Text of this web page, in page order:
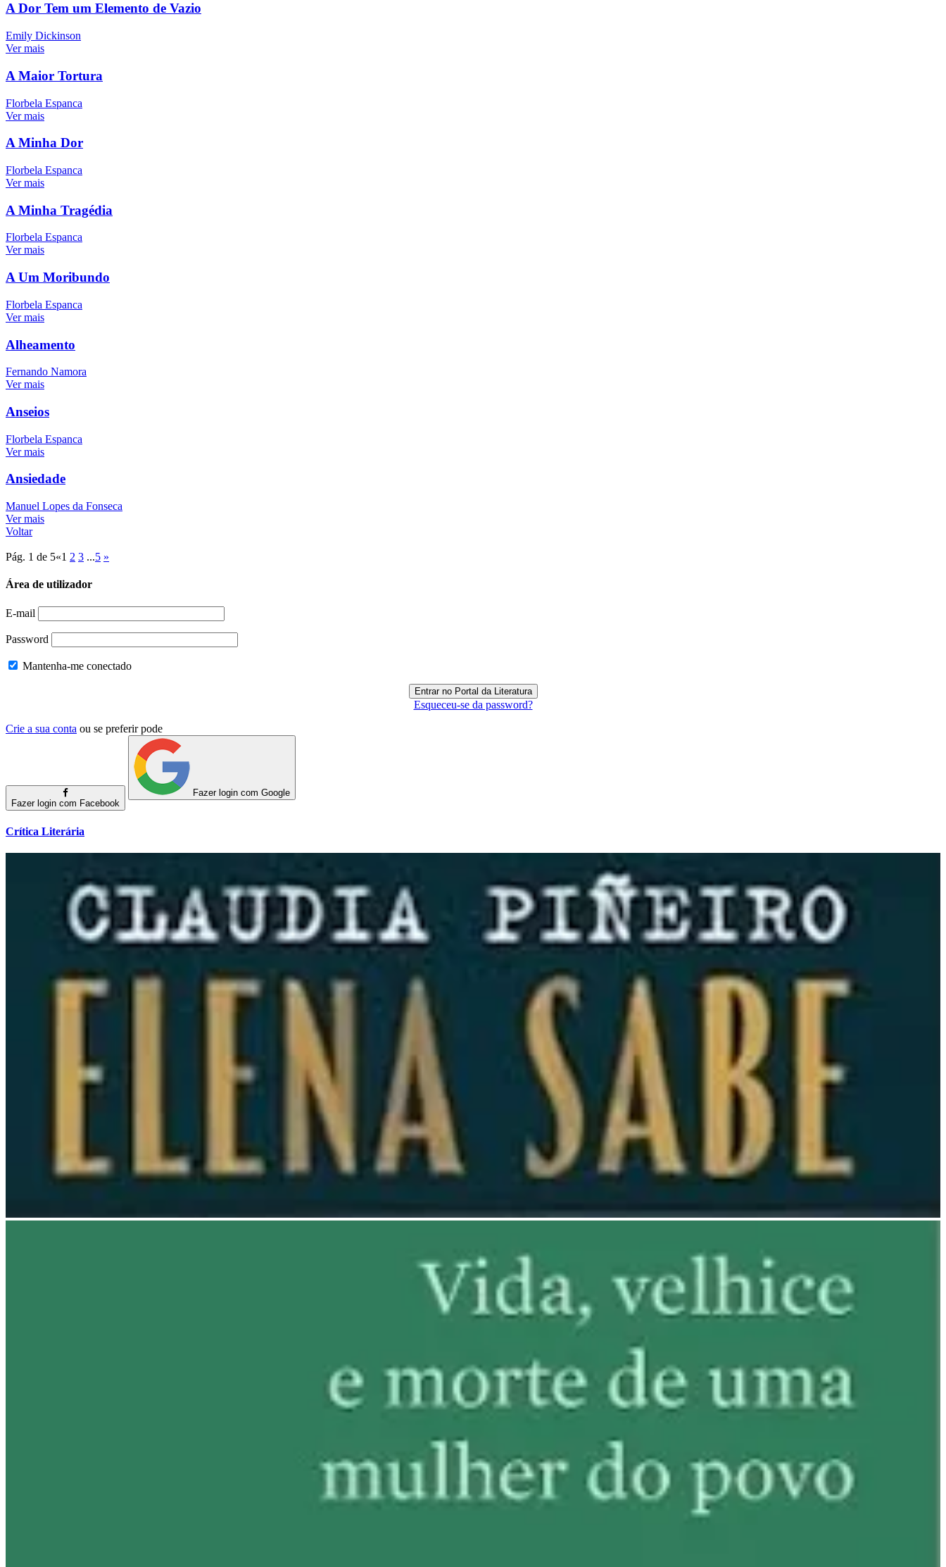
A Dor Tem um Elemento de Vazio
Emily Dickinson
Ver mais
A Maior Tortura
Florbela Espanca
Ver mais
A Minha Dor
Florbela Espanca
Ver mais
A Minha Tragédia
Florbela Espanca
Ver mais
A Um Moribundo
Florbela Espanca
Ver mais
Alheamento
Fernando Namora
Ver mais
Anseios
Florbela Espanca
Ver mais
Ansiedade
Manuel Lopes da Fonseca
Ver mais
Voltar
Pág. 1 de 5«1 2 3 ...5 »
Área de utilizador
E-mail
Password
Mantenha-me conectado
Esqueceu-se da password?
Crie a sua conta ou se preferir pode
Fazer login com Facebook
Fazer login com Google
Crítica Literária